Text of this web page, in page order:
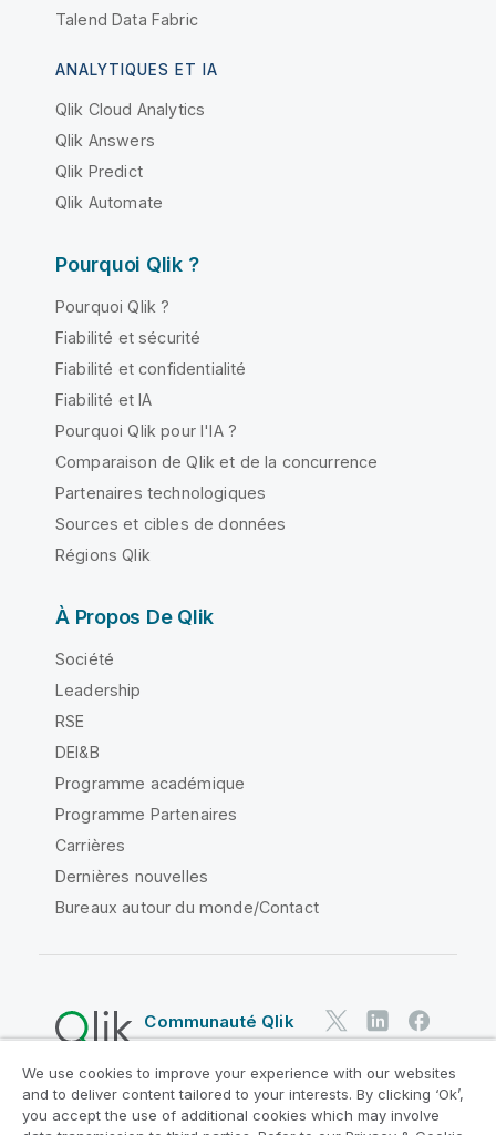
Talend Data Fabric
ANALYTIQUES ET IA
Qlik Cloud Analytics
Qlik Answers
Qlik Predict
Qlik Automate
Pourquoi Qlik ?
Pourquoi Qlik ?
Fiabilité et sécurité
Fiabilité et confidentialité
Fiabilité et IA
Pourquoi Qlik pour l'IA ?
Comparaison de Qlik et de la concurrence
Partenaires technologiques
Sources et cibles de données
Régions Qlik
À Propos De Qlik
Société
Leadership
RSE
DEI&B
Programme académique
Programme Partenaires
Carrières
Dernières nouvelles
Bureaux autour du monde/Contact
Communauté Qlik
Contrats juridiques
Conditions d'utilisation des produits
We use cookies to improve your experience with our websites
and to deliver content tailored to your interests. By clicking ‘Ok’,
you accept the use of additional cookies which may involve